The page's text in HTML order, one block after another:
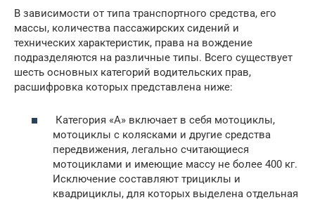
В зависимости от типа транспортного средства, его
массы, количества пассажирских сидений и
технических характеристик, права на вождение
подразделяются на различные типы. Всего существует
шесть основных категорий водительских прав,
расшифровка которых представлена ниже:
Категория «A» включает в себя мотоциклы,
мотоциклы с колясками и другие средства
передвижения, легально считающиеся
мотоциклами и имеющие массу не более 400 кг.
Исключение составляют трициклы и
квадрициклы, для которых выделена отдельная